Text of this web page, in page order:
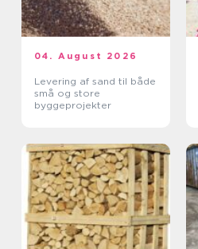
04. August 2026
Levering af sand til både
små og store
byggeprojekter